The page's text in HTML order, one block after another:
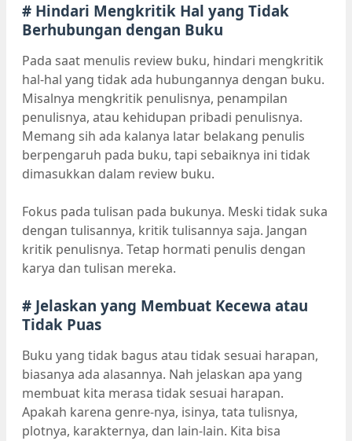
# Hindari Mengkritik Hal yang Tidak
Berhubungan dengan Buku
Pada saat menulis review buku, hindari mengkritik
hal-hal yang tidak ada hubungannya dengan buku.
Misalnya mengkritik penulisnya, penampilan
penulisnya, atau kehidupan pribadi penulisnya.
Memang sih ada kalanya latar belakang penulis
berpengaruh pada buku, tapi sebaiknya ini tidak
dimasukkan dalam review buku.
Fokus pada tulisan pada bukunya. Meski tidak suka
dengan tulisannya, kritik tulisannya saja. Jangan
kritik penulisnya. Tetap hormati penulis dengan
karya dan tulisan mereka.
# Jelaskan yang Membuat Kecewa atau
Tidak Puas
Buku yang tidak bagus atau tidak sesuai harapan,
biasanya ada alasannya. Nah jelaskan apa yang
membuat kita merasa tidak sesuai harapan.
Apakah karena genre-nya, isinya, tata tulisnya,
plotnya, karakternya, dan lain-lain. Kita bisa